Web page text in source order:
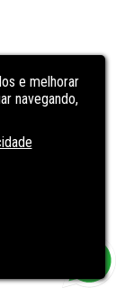
e melhorar
navegando,